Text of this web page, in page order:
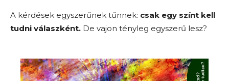
A kérdések egyszerűnek tűnnek: csak egy színt kell
tudni válaszként. De vajon tényleg egyszerű lesz?